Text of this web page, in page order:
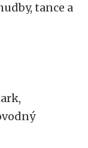
tance a